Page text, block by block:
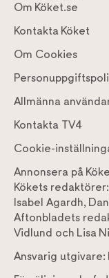
Om Köket.se
Kontakta Köket
Om Cookies
Allmänna
Kontakta TV4
Cookie-
Annonsera på
Kökets redaktörer:
Isabel Agardh,
Aftonbladets
Vidlund och Lisa
Ansvarig utgivare: